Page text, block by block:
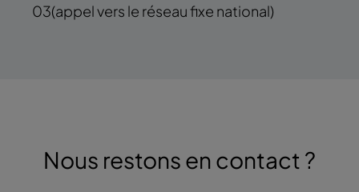
03(appel vers le réseau fixe national)
Nous restons en contact ?